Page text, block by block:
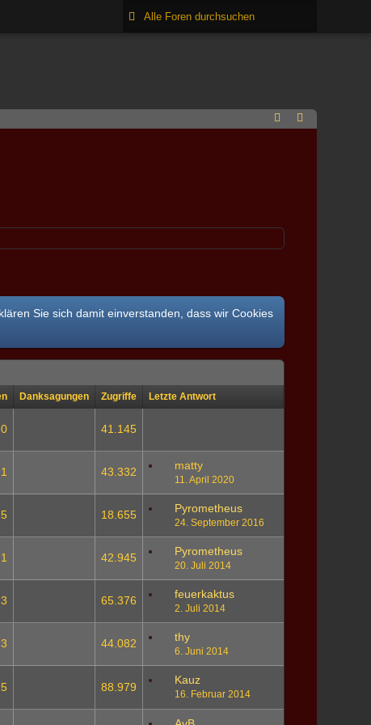
Sie sich damit einverstanden, dass wir Cookies
Danksagungen Zugriffe Letzte Antwort
0 41.145
1 43.332 matty
11. April 2020
5 18.655 Pyrometheus
24. September 2016
1 42.945 Pyrometheus
20. Juli 2014
3 65.376 feuerkaktus
2. Juli 2014
3 44.082 thy
6. Juni 2014
88.979
Kauz
16. Februar 2014